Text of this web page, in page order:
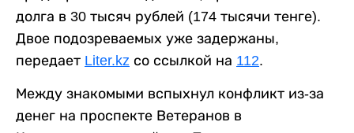
долга в 30 тысяч рублей (174 тысячи тенге).
Двое подозреваемых уже задержаны,
передает Liter.kz со ссылкой на 112.
Между знакомыми вспыхнул конфликт из-за
денег на проспекте Ветеранов в